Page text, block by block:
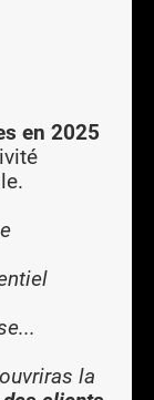
en 2025
la